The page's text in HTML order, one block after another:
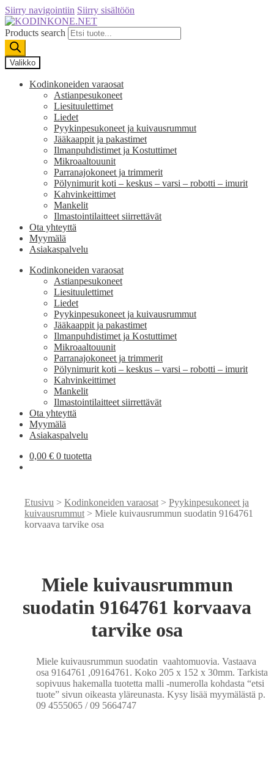
Siirry navigointiin Siirry sisältöön
Products search
Valikko
Kodinkoneiden varaosat
Astianpesukoneet
Liesituulettimet
Liedet
Pyykinpesukoneet ja kuivausrummut
Jääkaappit ja pakastimet
Ilmanpuhdistimet ja Kostuttimet
Mikroaaltouunit
Parranajokoneet ja trimmerit
Pölynimurit koti – keskus – varsi – robotti – imurit
Kahvinkeittimet
Mankelit
Ilmastointilaitteet siirrettävät
Ota yhteyttä
Myymälä
Asiakaspalvelu
Kodinkoneiden varaosat
Astianpesukoneet
Liesituulettimet
Liedet
Pyykinpesukoneet ja kuivausrummut
Jääkaappit ja pakastimet
Ilmanpuhdistimet ja Kostuttimet
Mikroaaltouunit
Parranajokoneet ja trimmerit
Pölynimurit koti – keskus – varsi – robotti – imurit
Kahvinkeittimet
Mankelit
Ilmastointilaitteet siirrettävät
Ota yhteyttä
Myymälä
Asiakaspalvelu
0,00 € 0 tuotetta
Etusivu > Kodinkoneiden varaosat > Pyykinpesukoneet ja
kuivausrummut > Miele kuivausrummun suodatin 9164761
korvaava tarvike osa
Miele kuivausrummun
suodatin 9164761 korvaava
tarvike osa
Miele kuivausrummun suodatin vaahtomuovia. Vastaava
osa 9164761 ,09164761. Koko 205 x 152 x 30mm. Tarkista
sopivuus hakemalla tuotetta malli -numerolla kohdasta “etsi
tuote” sivun oikeasta yläreunasta. Kysy lisää myymälästä p.
09 4555065 / 09 5664747